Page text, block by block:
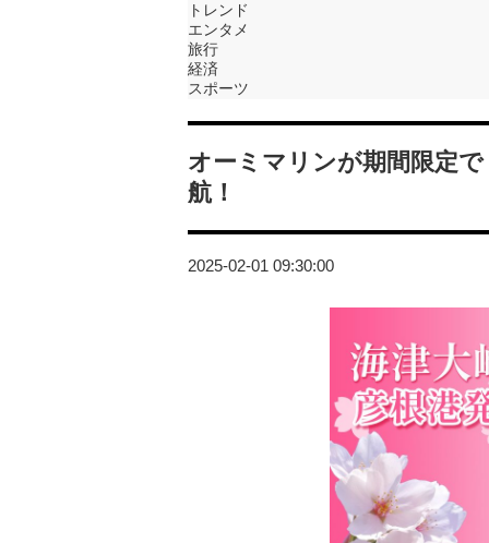
トレンド
エンタメ
旅行
経済
スポーツ
オーミマリンが期間限定
航！
2025-02-01 09:30:00